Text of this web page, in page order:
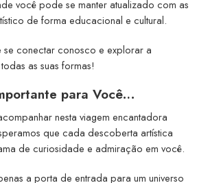
você pode se manter atualizado com as
de forma educacional e cultural.
conectar conosco e explorar a
as suas formas!
para Você…
nesta viagem encantadora
que cada descoberta artística
de curiosidade e admiração em você.
a porta de entrada para um universo